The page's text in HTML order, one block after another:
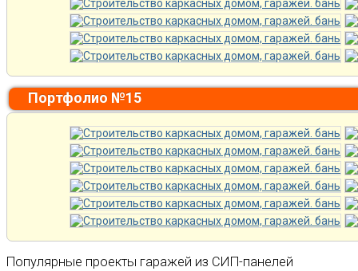
Портфолио №15
Популярные проекты гаражей из СИП-панелей